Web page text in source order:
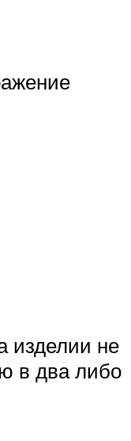
изделии не
в два либо